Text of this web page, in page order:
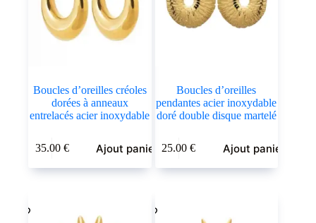
Boucles d’oreilles créoles
dorées à anneaux
entrelacés acier inoxydable
35.00 € Ajout panier
Boucles d’oreilles
pendantes acier inoxydable
doré double disque martelé
25.00€ Ajout panier